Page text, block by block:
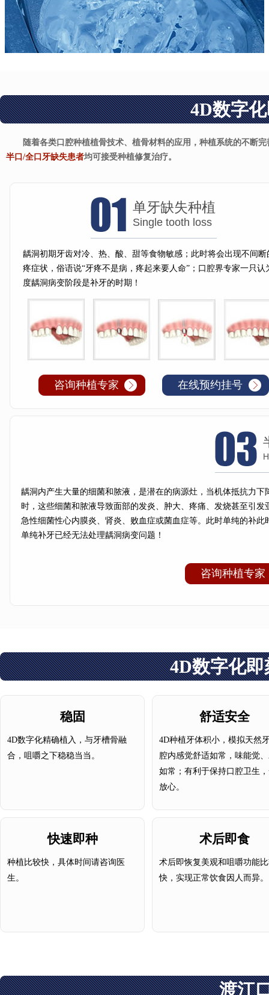
4D数字
随着各类口腔种植植骨技术、植骨材料的应用，种植系统的不断
半口/全口牙缺失患者均可接受种植修复治疗。
01
单牙缺失种植
Single tooth loss
龋洞初期牙齿对冷、热、酸、甜等食物敏感；此时将会出现不间断
疼症状，俗语说“牙疼不是病，疼起来要人命”；口腔界专家一只认
度龋洞病变阶段是补牙的时期！
咨询种植专家 在线预约挂号
03
龋洞内产生大量的细菌和脓液，是潜在的病源灶，当机体抵抗力下
时，这些细菌和脓液导致面部的发炎、肿大、疼痛、发烧甚至引发
急性细菌性心内膜炎、肾炎、败血症或菌血症等。此时单纯的补此
单纯补牙已经无法处理龋洞病变问题！
咨询种植专家
4D数字化
稳固
4D数字化精确植入，与牙槽骨融
合，咀嚼之下稳稳当当。
舒适安全
4D种植牙体积小，模拟天然
腔内感觉舒适如常，味能觉
如常；有利于保持口腔卫生
放心。
快速即种
种植比较快，具体时间请咨询医
生。
术后即食
术后即恢复美观和咀嚼功能
快，实现正常饮食因人而异。
渡江